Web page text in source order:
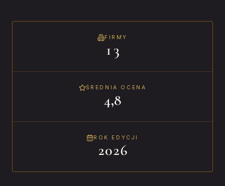
FIRMY
13
ŚREDNIA OCENA
4,8
ROK EDYCJI
2026